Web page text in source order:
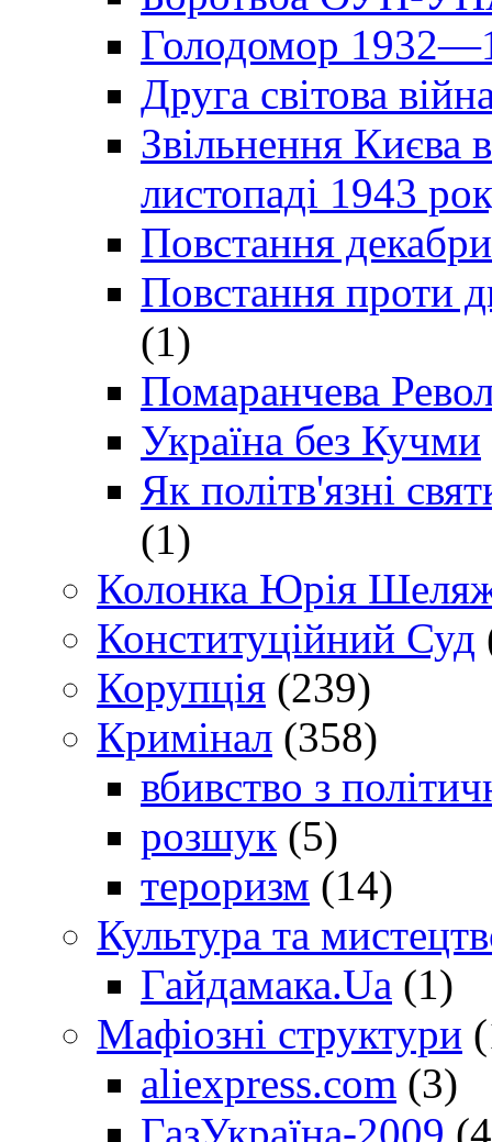
Голодомор
Друга світова
Звільнення Києва
листопаді 1943
Повстання
Повстання проти
(1)
Помаранчева
Україна без Кучми
Як політв'язні
(1)
Колонка Юрія
Конституційний Суд
Корупція (239)
Кримінал (358)
вбивство з
розшук (5)
тероризм (14)
Культура та
Гайдамака.Ua (1)
Мафіозні структури
aliexpress.com (3)
ГазУкраїна-2009